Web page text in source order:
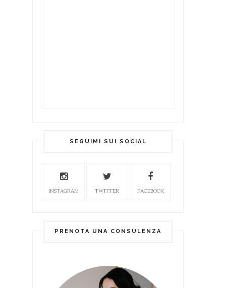
SEGUIMI SUI SOCIAL
INSTAGRAM TWITTER FACEBOOK
PRENOTA UNA CONSULENZA